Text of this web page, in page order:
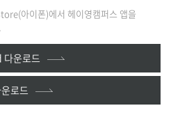
아이폰)에서 헤이영캠퍼스 앱을
운로드
로드